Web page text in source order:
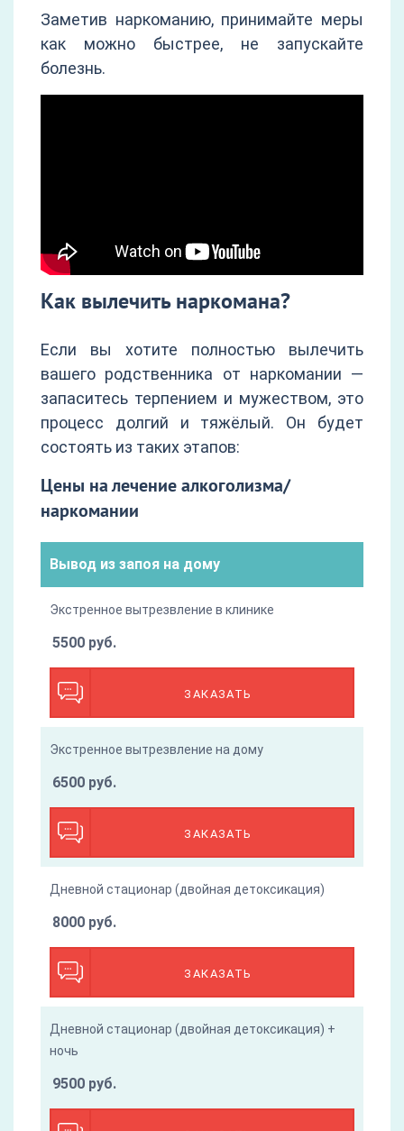
Заметив наркоманию, принимайте меры
как можно быстрее, не запускайте
болезнь.
Как вылечить наркомана?
Если вы хотите полностью вылечить
вашего родственника от наркомании —
запаситесь терпением и мужеством, это
процесс долгий и тяжёлый. Он будет
состоять из таких этапов:
Цены на лечение алкоголизма/
наркомании
Вывод из запоя на дому
Экстренное вытрезвление в клинике
ЗАКАЗАТЬ
5500 руб.
Экстренное вытрезвление на дому
ЗАКАЗАТЬ
6500 руб.
Дневной стационар (двойная детоксикация)
ЗАКАЗАТЬ
8000 руб.
Дневной стационар (двойная детоксикация) +
ночь
9500 руб.